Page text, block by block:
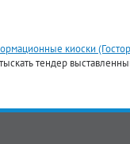
киоски
тендер